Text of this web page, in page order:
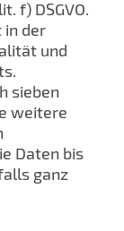
f) DSGVO.
in der
und
sieben
weitere
Daten bis
ganz